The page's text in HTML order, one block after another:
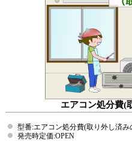
エアコン処分費(
型番:エアコン処分費(取り外し済み
発売時定価:OPEN